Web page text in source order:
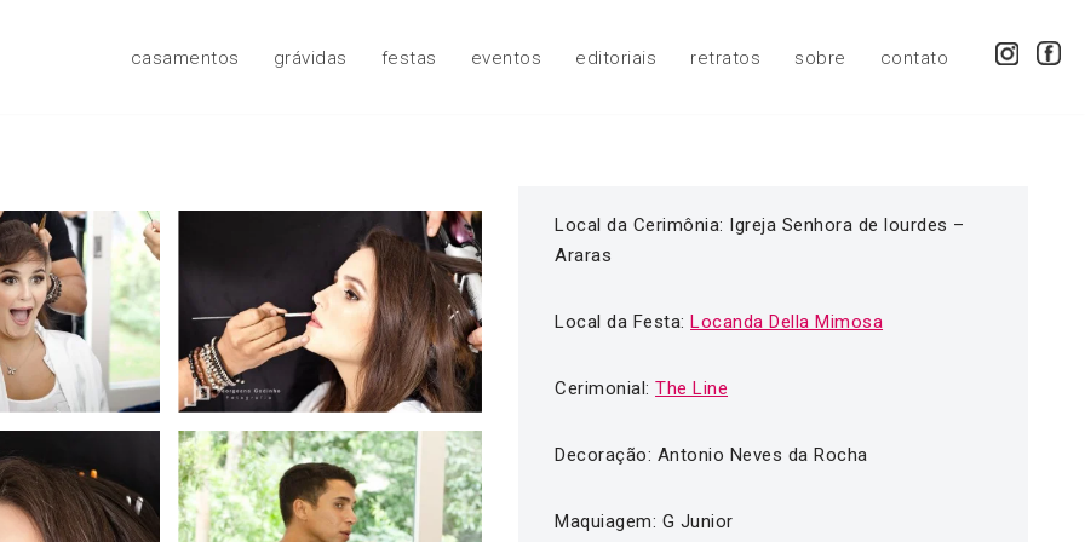
casamentos grávidas festas eventos editoriais retratos sobre contato
Local da Cerimônia: Igreja Senhora de lourdes –
Araras
Local da Festa:Locanda Della Mimosa
Cerimonial:The Line
Decoração: Antonio Neves da Rocha
Maquiagem: G Junior